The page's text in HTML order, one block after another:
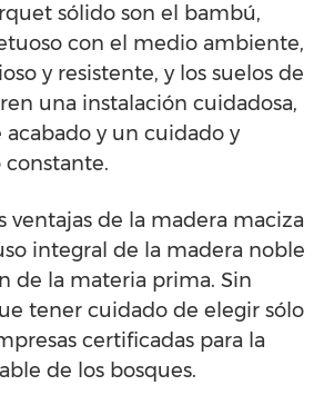
sólido son el bambú,
con el medio ambiente,
y resistente, y los suelos de
una instalación cuidadosa,
y un cuidado y
ventajas de la madera maciza
integral de la madera noble
de la materia prima. Sin
tener cuidado de elegir sólo
certificadas para la
de los bosques.